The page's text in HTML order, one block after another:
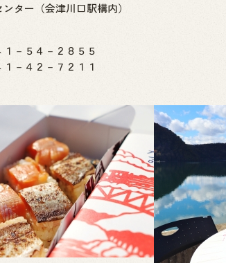
ー（会津川口駅構内）
１－５４－２８５５
－４２－７２１１